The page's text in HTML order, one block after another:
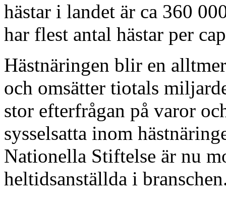
hästar i landet är ca 360
har flest antal hästar per
Hästnäringen blir en
och omsätter tiotals
stor efterfrågan på varor
sysselsatta inom
Nationella Stiftelse är nu
heltidsanställda i